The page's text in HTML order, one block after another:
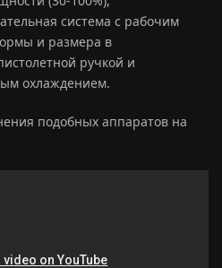
система с рабочим
и размера в
ручкой и
охлаждением.
подобных аппаратов на